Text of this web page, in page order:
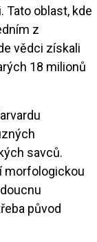
Tato oblast, kde
z
vědci získali
18 milionů
savců.
morfologickou
původ